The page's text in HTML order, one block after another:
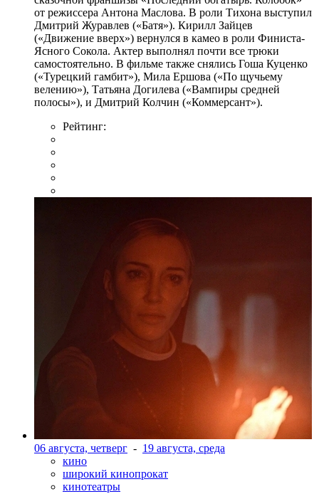
от режиссера Антона Маслова. В роли Тихона выступил
Дмитрий Журавлев («Батя»). Кирилл Зайцев
(«Движение вверх») вернулся в камео в роли Финиста-
Ясного Сокола. Актер выполнял почти все трюки
самостоятельно. В фильме также снялись Гоша Куценко
(«Турецкий гамбит»), Мила Ершова («По щучьему
велению»), Татьяна Догилева («Вампиры средней
полосы»), и Дмитрий Колчин («Коммерсант»).
Рейтинг:
06 августа, четверг - 19 августа, среда
кино
широкий кинопрокат
кинотеатры